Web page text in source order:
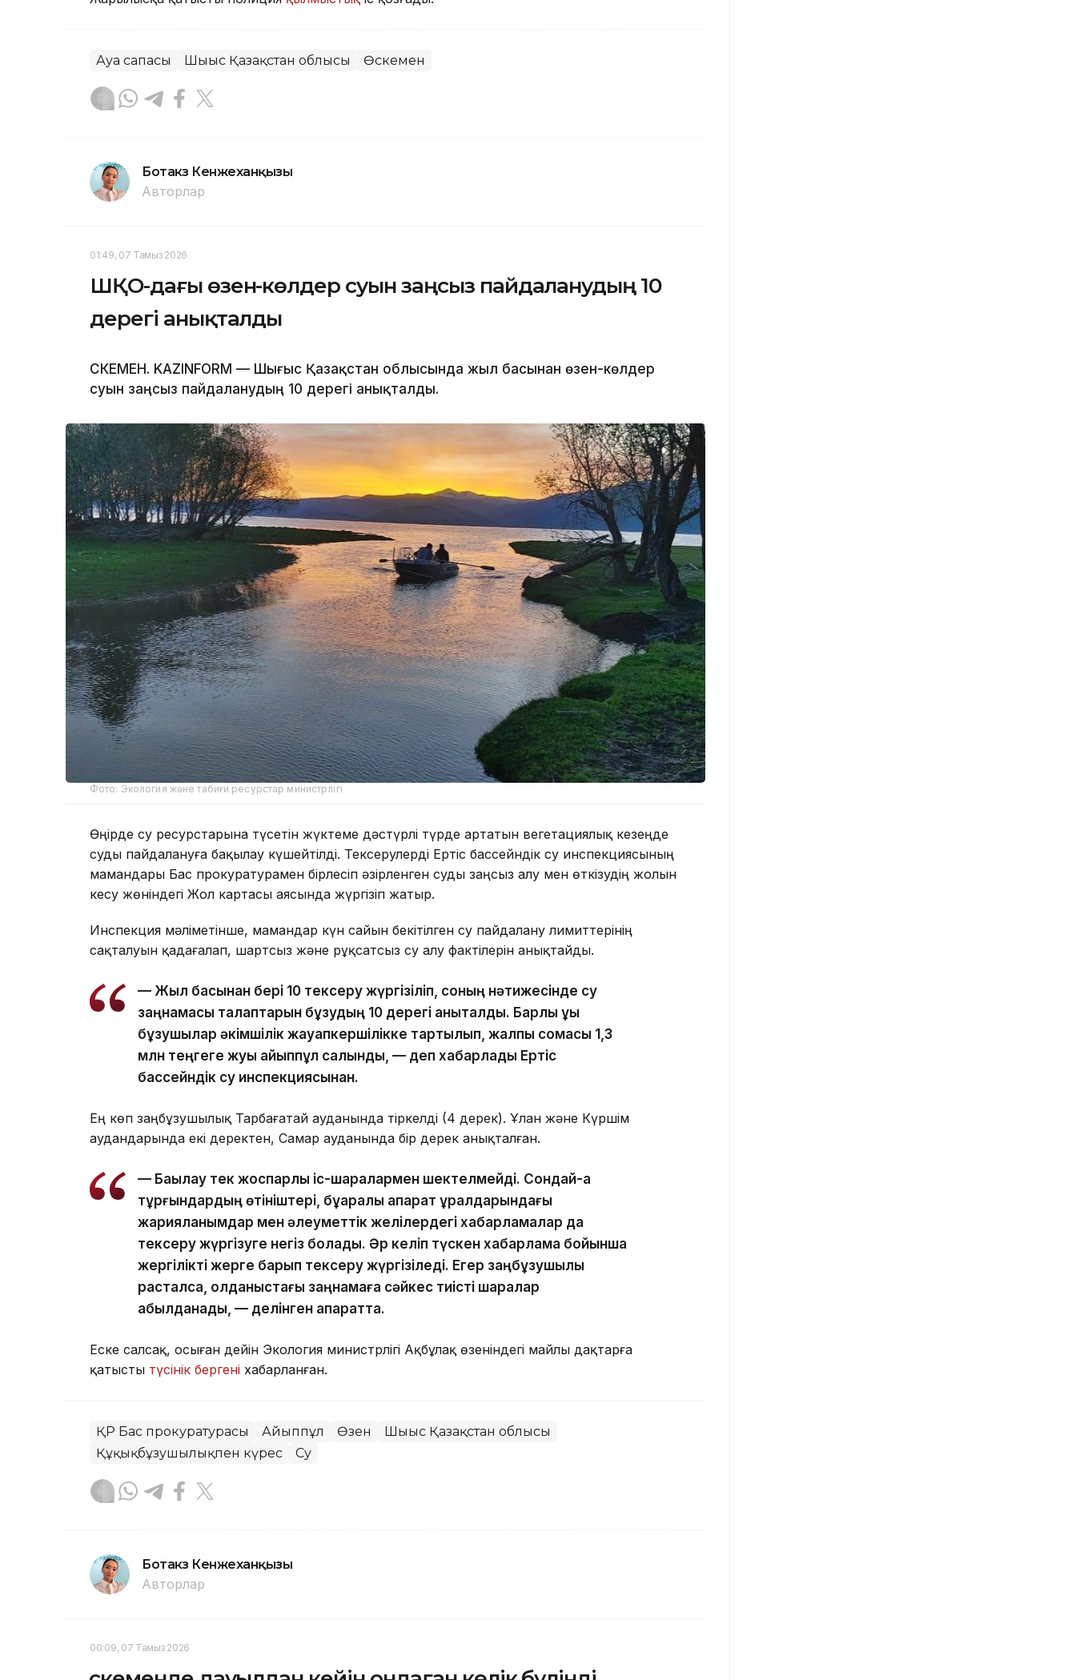
Ауа сапасы Шығыс Қазақстан облысы Өскемен
Ботакөз Кенжеханқызы
Авторлар
01:49, 07 Тамыз 2026
ШҚО-дағы өзен-көлдер суын заңсыз пайдаланудың 10
дерегі анықталды
ӨСКЕМЕН. KAZINFORM — Шығыс Қазақстан облысында жыл басынан өзен-көлдер
суын заңсыз пайдаланудың 10 дерегі анықталды.
Фото: Экология және табиғи ресурстар министрлігі
Өңірде су ресурстарына түсетін жүктеме дәстүрлі түрде артатын вегетациялық кезеңде
суды пайдалануға бақылау күшейтілді. Тексерулерді Ертіс бассейндік су инспекциясының
мамандары Бас прокуратурамен бірлесіп әзірленген суды заңсыз алу мен өткізудің жолын
кесу жөніндегі Жол картасы аясында жүргізіп жатыр.
Инспекция мәліметінше, мамандар күн сайын бекітілген су пайдалану лимиттерінің
сақталуын қадағалап, шартсыз және рұқсатсыз су алу фактілерін анықтайды.
— Жыл басынан бері 10 тексеру жүргізіліп, соның нәтижесінде су
заңнамасы талаптарын бұзудың 10 дерегі анықталды. Барлық құқық
бұзушылар әкімшілік жауапкершілікке тартылып, жалпы сомасы 1,3
млн теңгеге жуық айыппұл салынды, — деп хабарлады Ертіс
бассейндік су инспекциясынан.
Ең көп заңбұзушылық Тарбағатай ауданында тіркелді (4 дерек). Ұлан және Күршім
аудандарында екі деректен, Самар ауданында бір дерек анықталған.
— Бақылау тек жоспарлы іс-шаралармен шектелмейді. Сондай-ақ
тұрғындардың өтініштері, бұқаралық ақпарат құралдарындағы
жарияланымдар мен әлеуметтік желілердегі хабарламалар да
тексеру жүргізуге негіз болады. Әр келіп түскен хабарлама бойынша
жергілікті жерге барып тексеру жүргізіледі. Егер заңбұзушылық
расталса, қолданыстағы заңнамаға сәйкес тиісті шаралар
қабылданады, — делінген ақпаратта.
Еске салсақ, осыған дейін Экология министрлігі Ақбұлақ өзеніндегі майлы дақтарға
қатысты түсінік бергені хабарланған.
ҚР Бас прокуратурасы Айыппұл Өзен
Шығыс Қазақстан облысы
Құқықбұзушылықпен күрес
Су
Ботакөз Кенжеханқызы
Авторлар
00:09, 07 Тамыз 2026